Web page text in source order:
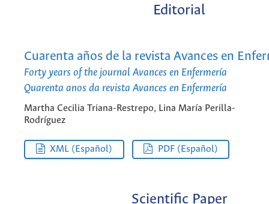
Editorial
Cuarenta años de la revista Avances en
Forty years of the journal Avances en Enfermería
Quarenta anos da revista Avances en Enfermería
Martha Cecilia Triana-Restrepo, Lina María Perilla-
Rodríguez
XML (Español) PDF (Español)
Scientific Paper